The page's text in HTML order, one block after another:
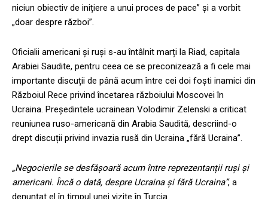
niciun obiectiv de inițiere a unui proces de pace” și a vorbit
„doar despre război”.
Oficialii americani și ruși s-au întâlnit marți la Riad, capitala
Arabiei Saudite, pentru ceea ce se preconizează a fi cele mai
importante discuții de până acum între cei doi foști inamici din
Războiul Rece privind încetarea războiului Moscovei în
Ucraina. Președintele ucrainean Volodimir Zelenski a criticat
reuniunea ruso-americană din Arabia Saudită, descriind-o
drept discuții privind invazia rusă din Ucraina „fără Ucraina”.
„Negocierile se desfășoară acum între reprezentanții ruși și
americani. Încă o dată, despre Ucraina și fără Ucraina”, a
denunțat el în timpul unei vizite în Turcia.